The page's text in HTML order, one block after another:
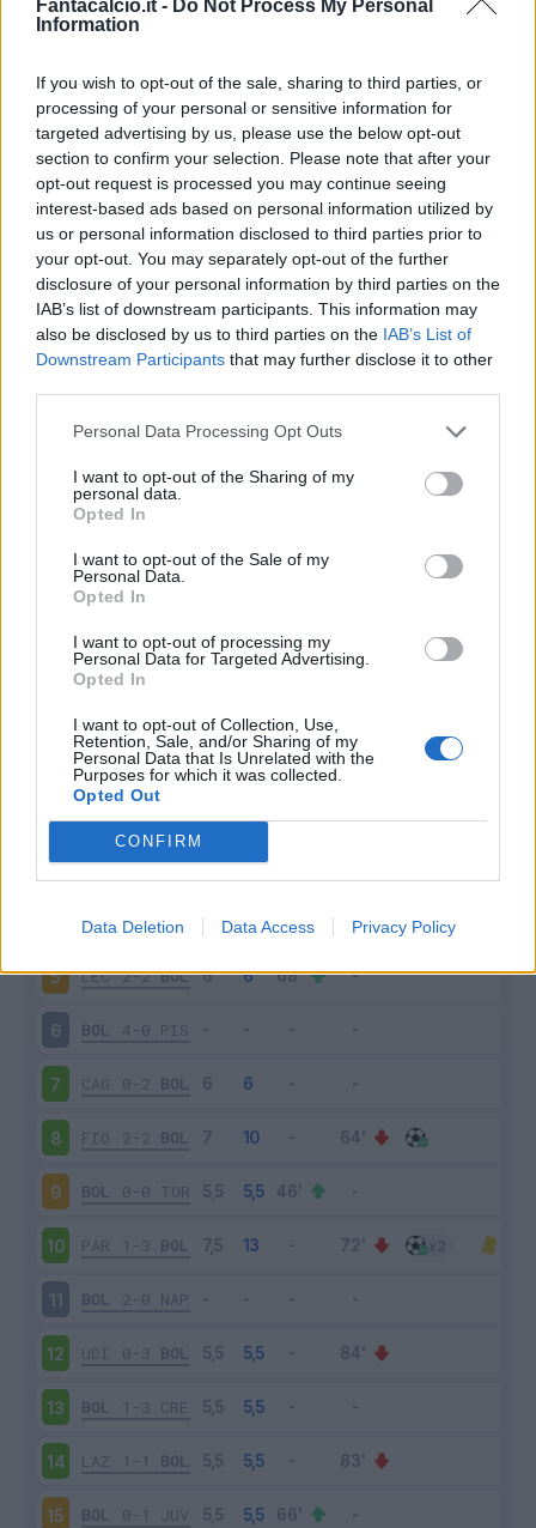
Fantacalcio.it - Do Not Process My Personal
Information
If you wish to opt-out of the sale, sharing to third parties, or
processing of your personal or sensitive information for
targeted advertising by us, please use the below opt-out
section to confirm your selection. Please note that after your
opt-out request is processed you may continue seeing
interest-based ads based on personal information utilized by
us or personal information disclosed to third parties prior to
your opt-out. You may separately opt-out of the further
disclosure of your personal information by third parties on the
IAB’s list of downstream participants. This information may
also be disclosed by us to third parties on the IAB’s List of
Downstream Participants that may further disclose it to other
Personal Data Processing Opt Outs
I want to opt-out of the Sharing of my
personal data.
Opted In
I want to opt-out of the Sale of my
Personal Data.
Opted In
I want to opt-out of processing my
Personal Data for Targeted Advertising.
Opted In
I want to opt-out of Collection, Use,
Retention, Sale, and/or Sharing of my
Personal Data that Is Unrelated with the
Purposes for which it was collected.
Opted Out
CONFIRM
Data Deletion Data Access Privacy Policy
Classic Mantra
Riepilogo stagione
Titolare 26 - 68 %
Entrato 9 - 23%
Squalificato 0 - 0%
Infortunato 0 - 0%
Inutilizzato 3 - 7%
Scarica riepilogo
stagionale
Scarica
Giornata VotoFV Entrato
ROM 1-0 BOL
3 MIL 1-0 BOL
BOL 2-1 GEN
5 LEC 2-2 BOL
6 BOL 4-0 PIS
7 CAG 0-2 BOL
8 FIO 2-2 BOL
9 BOL 0-0 TOR
10 PAR 1-3 BOL
11 BOL 2-0 NAP
12 UDI 0-3 BOL
13 BOL 1-3 CRE
14 LAZ 1-1 BOL
15 BOL 0-1 JUV